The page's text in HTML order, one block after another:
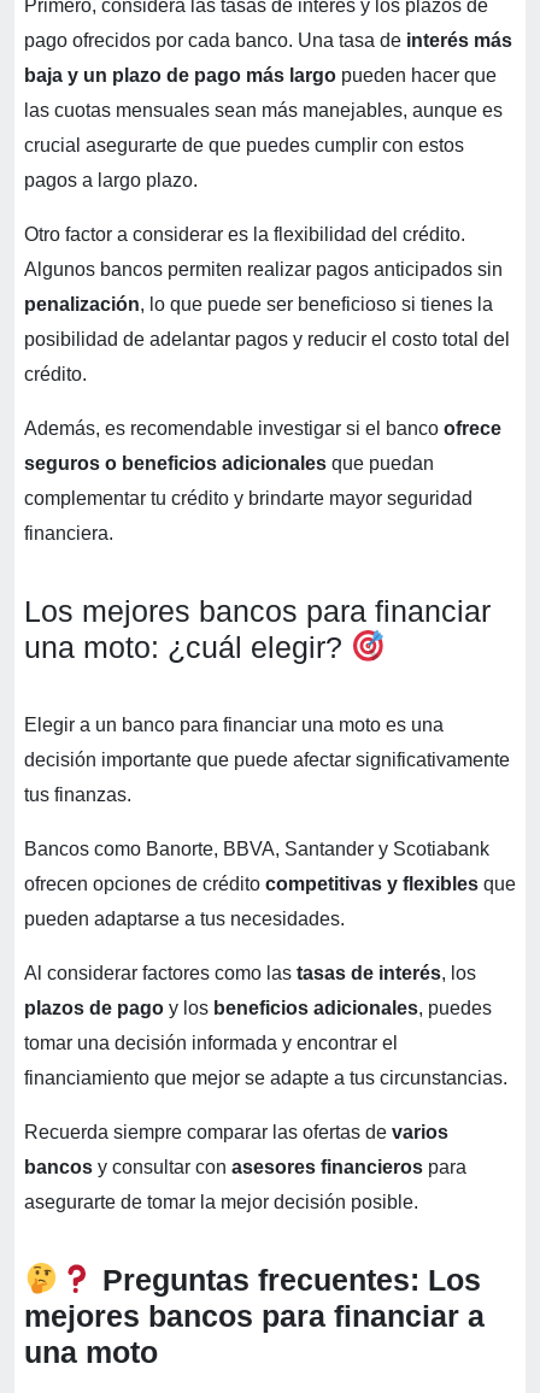
Primero, considera las tasas de interés y los plazos de
pago ofrecidos por cada banco. Una tasa de interés más
baja y un plazo de pago más largo pueden hacer que
las cuotas mensuales sean más manejables, aunque es
crucial asegurarte de que puedes cumplir con estos
pagos a largo plazo.
Otro factor a considerar es la flexibilidad del crédito.
Algunos bancos permiten realizar pagos anticipados sin
penalización, lo que puede ser beneficioso si tienes la
posibilidad de adelantar pagos y reducir el costo total del
crédito.
Además, es recomendable investigar si el banco ofrece
seguros o beneficios adicionales que puedan
complementar tu crédito y brindarte mayor seguridad
financiera.
Los mejores bancos para financiar
una moto: ¿cuál elegir?
Elegir a un banco para financiar una moto es una
decisión importante que puede afectar significativamente
tus finanzas.
Bancos como Banorte, BBVA, Santander y Scotiabank
ofrecen opciones de crédito competitivas y flexibles que
pueden adaptarse a tus necesidades.
Al considerar factores como las tasas de interés, los
plazos de pago y los beneficios adicionales, puedes
tomar una decisión informada y encontrar el
financiamiento que mejor se adapte a tus circunstancias.
Recuerda siempre comparar las ofertas de varios
bancos y consultar con asesores financieros para
asegurarte de tomar la mejor decisión posible.
Preguntas frecuentes: Los
mejores bancos para financiar a
una moto